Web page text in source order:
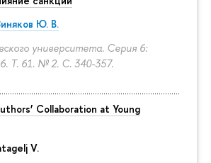
Ю. В.
университета. Серия 6:
Т. 61. № 2. С. 340-357.
Collaboration at Young
V.